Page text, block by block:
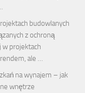
budowlanych
z ochroną
w projektach
ale …
na wynajem – jak
wnętrze